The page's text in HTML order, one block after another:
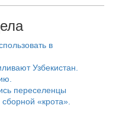
в
Узбекистан.
переселенцы
«крота».